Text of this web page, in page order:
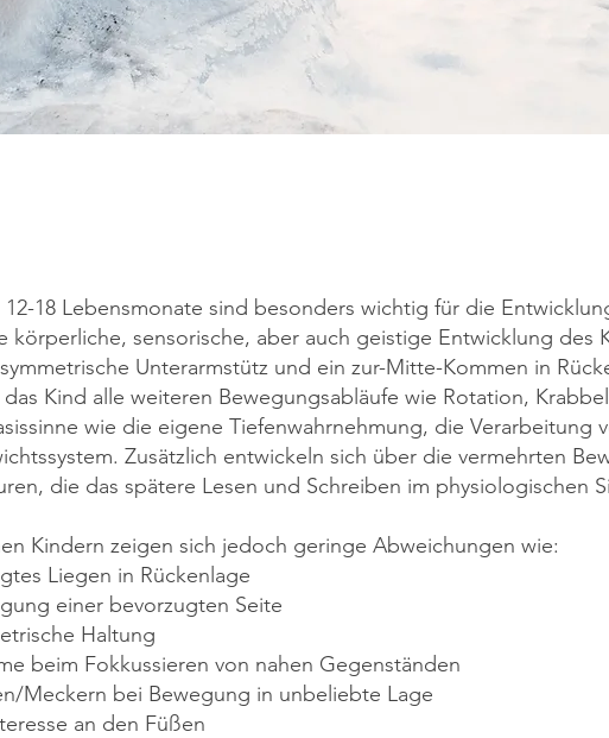
12-18 Lebensmonate sind besonders wichtig für die
körperliche, sensorische, aber auch geistige Entwicklung des
Unterarmstütz und ein zur-Mitte-Kommen in
Kind alle weiteren Bewegungsabläufe wie Rotation,
wie die eigene Tiefenwahrnehmung, die Verarbeitung
Zusätzlich entwickeln sich über die vermehrten
die das spätere Lesen und Schreiben im physiologischen
Kindern zeigen sich jedoch geringe Abweichungen wie:
Liegen in Rückenlage
einer bevorzugten Seite
Haltung
beim Fokkussieren von nahen Gegenständen
Meckern bei Bewegung in unbeliebte Lage
an den Füßen